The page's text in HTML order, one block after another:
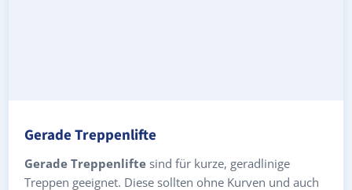
Gerade Treppenlifte
Gerade Treppenlifte sind für kurze, geradlinige
Treppen geeignet. Diese sollten ohne Kurven und auch